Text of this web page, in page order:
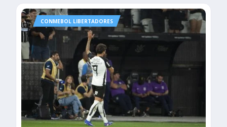
CONMEBOL LIBERTADORES